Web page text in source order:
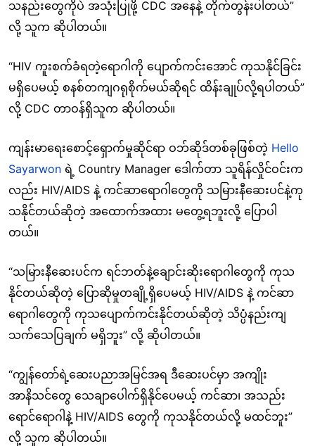
သနည်းတွေကိုပဲ အသုံးပြုဖို့ CDC အနေနဲ့ တိုက်တွန်းပါတယ်”
လို့ သူက ဆိုပါတယ်။
“HIV ကူးစက်ခံရတဲ့ရောဂါကို ပျောက်ကင်းအောင် ကုသနိုင်ခြင်း
မရှိပေမယ့် စနစ်တကျဂရုစိုက်မယ်ဆိုရင် ထိန်းချုပ်လို့ရပါတယ်”
လို့ CDC တာဝန်ရှိသူက ဆိုပါတယ်။
ကျန်းမာရေးစောင့်ရှောက်မှုဆိုင်ရာ ဝဘ်ဆိုဒ်တစ်ခုဖြစ်တဲ့ Hello
Sayarwon ရဲ့ Country Manager ဒေါက်တာ သူရိန်လှိုင်ဝင်းက
လည်း HIV/AIDS နဲ့ ကင်ဆာရောဂါတွေကို သမြားနီဆေးပင်နဲ့ကု
သနိုင်တယ်ဆိုတဲ့ အထောက်အထား မတွေ့ရဘူးလို့ ပြောပါ
တယ်။
“သမြားနီဆေးပင်က ရင်ဘတ်နဲ့ချောင်းဆိုးရောဂါတွေကို ကုသ
နိုင်တယ်ဆိုတဲ့ ပြောဆိုမှုတချို့ရှိပေမယ့် HIV/AIDS နဲ့ ကင်ဆာ
ရောဂါတွေကို ကုသပျောက်ကင်းနိုင်တယ်ဆိုတဲ့ သိပ္ပံနည်းကျ
သက်သေပြချက် မရှိဘူး” လို့ ဆိုပါတယ်။
“ကျွန်တော်ရဲ့ဆေးပညာအမြင်အရ ဒီဆေးပင်မှာ အကျိုး
အာနိသင်တွေ သေချာပေါက်ရှိနိုင်ပေမယ့် ကင်ဆာ၊ အသည်း
ရောင်ရောဂါနဲ့ HIV/AIDS တွေကို ကုသနိုင်တယ်လို့ မထင်ဘူး”
လို့ သူက ဆိုပါတယ်။